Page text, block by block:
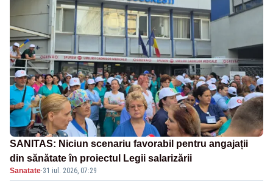
SANITAS: Niciun scenariu favorabil pentru angajații
din sănătate în proiectul Legii salarizării
Sanatate·31 iul. 2026, 07:29